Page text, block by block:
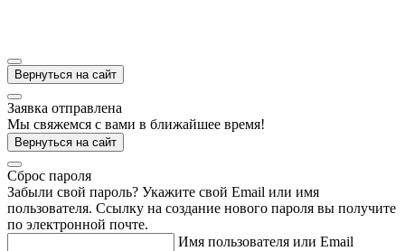
Вернуться на сайт
Заявка отправлена
Мы свяжемся с вами в ближайшее время!
Вернуться на сайт
Cброс пароля
Забыли свой пароль? Укажите свой Email или имя
пользователя. Ссылку на создание нового пароля вы получите
по электронной почте.
Имя пользователя или Email